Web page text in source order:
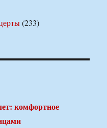
(233)
комфортное